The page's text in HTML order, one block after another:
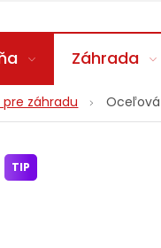
Záhrada
záhradu Oceľová
TIP